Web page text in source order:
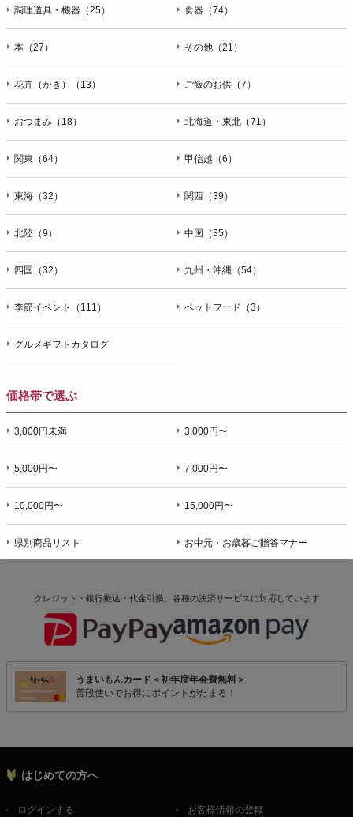
調理道具・機器（25） 食器（74）
本（27） その他（21）
花卉（かき）（13） ご飯のお供（7）
おつまみ（18） 北海道・東北（71）
関東（64） 甲信越（6）
東海（32） 関西（39）
北陸（9） 中国（35）
四国（32） 九州・沖縄（54）
季節イベント（111） ペットフード（3）
グルメギフトカタログ
価格帯で選ぶ
3,000円未満 3,000円〜
5,000円〜 7,000円〜
10,000円〜 15,000円〜
県別商品リスト お中元・お歳暮ご贈答マナー
クレジット・銀行振込・代金引換、各種の決済サービスに対応しています
うまいもんカード＜初年度年会費無料＞
普段使いでお得にポイントがたまる！
はじめての方へ
ログインする お客様情報の登録